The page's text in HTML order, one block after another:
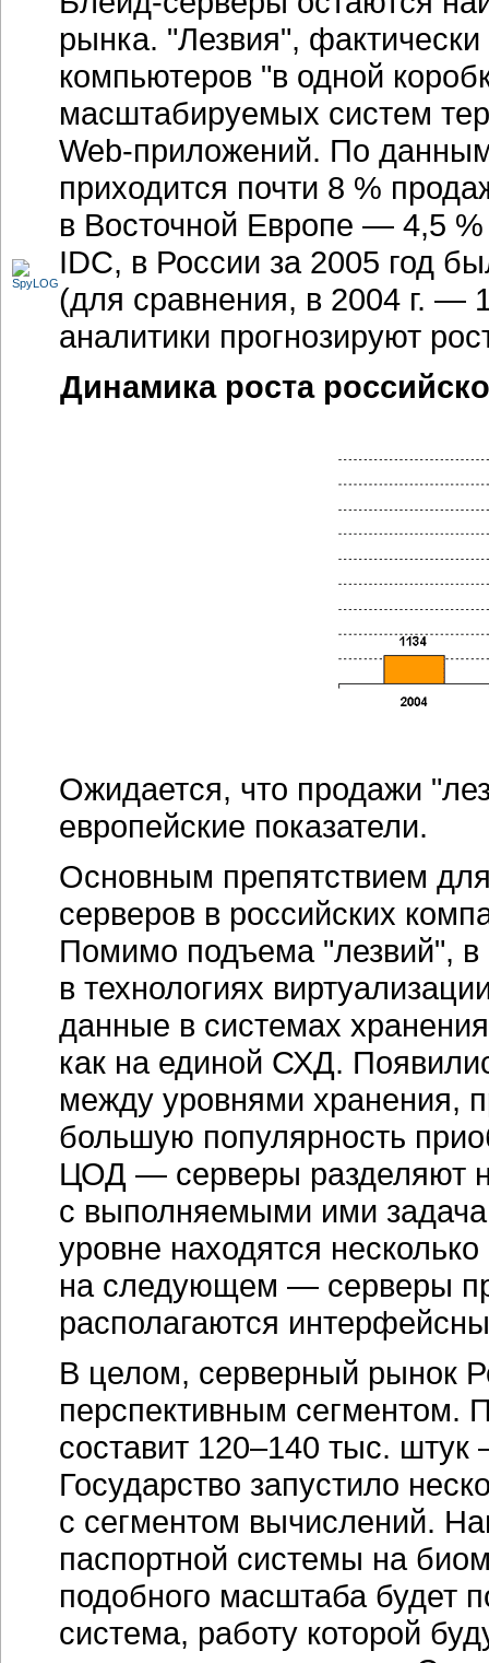
Ожидается, что продажи
европейские показатели.
серверов в российских
Помимо подъема "лезвий",
в технологиях
данные в системах
как на единой СХД.
между уровнями хранения,
большую популярность
уровне находятся
на следующем — серверы
располагаются
В целом, серверный рынок
перспективным сегментом.
составит 120–140 тыс.
Государство запустило
с сегментом вычислений.
паспортной системы на
подобного масштаба будет
система, работу которой
серверных комплексов.
также и развитие
разработка учебного
Ожидаются решения о
обработки данных,
по предоставлению
большое количество
проектов выступают
коммерческие проекты,
дата-центраразмещают
весь российский рынок
130 тыс., то это очень